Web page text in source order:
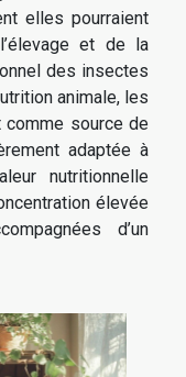
elles pourraient
et de la
des insectes
animale, les
source de
adaptée à
nutritionnelle
élevée
d’un